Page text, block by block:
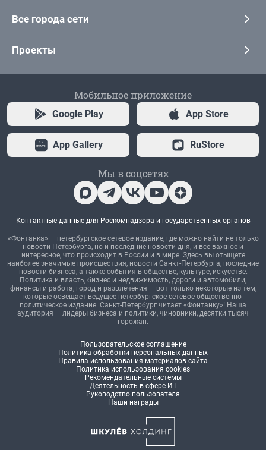
Все города сети
Проекты
Мобильное приложение
Google Play App Store
App Gallery RuStore
Мы в соцсетях
Контактные данные для Роскомнадзора и государственных органов
«Фонтанка» — петербургское сетевое издание, где можно найти не только
новости Петербурга, но и последние новости дня, и все важное и
интересное, что происходит в России и в мире. Здесь вы отыщете
наиболее значимые происшествия, новости Санкт-Петербурга, последние
новости бизнеса, а также события в обществе, культуре, искусстве.
Политика и власть, бизнес и недвижимость, дороги и автомобили,
финансы и работа, город и развлечения — вот только некоторые из тем,
которые освещает ведущее петербургское сетевое общественно-
политическое издание. Санкт-Петербург читает «Фонтанку»! Наша
аудитория — лидеры бизнеса и политики, чиновники, десятки тысяч
горожан.
Пользовательское соглашение
Политика обработки персональных данных
Правила использования материалов сайта
Политика использования cookies
Рекомендательные системы
Деятельность в сфере ИТ
Руководство пользователя
Наши награды